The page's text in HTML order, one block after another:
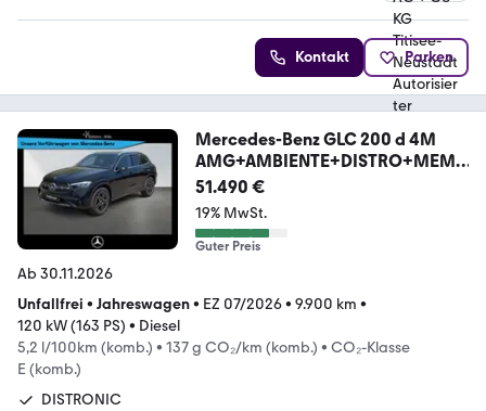
Kontakt Parken
Mercedes-Benz GLC 200 d 4M
AMG+AMBIENTE+DISTRO+MEM
ORY+MBUX+SHZ
51.490 €
19% MwSt.
Guter Preis
Ab 30.11.2026
Unfallfrei • Jahreswagen• EZ 07/2026• 9.900 km •
120 kW (163 PS) • Diesel
5,2 l/100km (komb.) • 137 g CO₂/km (komb.) • CO₂-Klasse
E (komb.)
DISTRONIC